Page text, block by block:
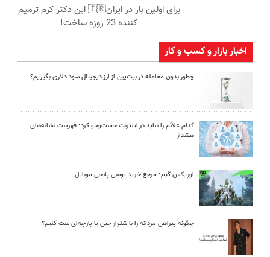
برای اولین بار در ایران🇮🇷 این دکتر کرم ترمیم
کننده 23 روزه ساخت!
اخبار بازار و کسب و کار
چطور بدون معامله در بیت‌پین از ارز دیجیتال سود دلاری بگیریم؟
کدام علائم را نباید در اینترنت جست‌وجو کرد؛ فهرست نشانه‌های
هشدار
اوریکس گیم؛ مرجع خرید یوسی پابجی موبایل
چگونه پیراهن مردانه را با شلوار جین یا پارچه‌ای ست کنیم؟